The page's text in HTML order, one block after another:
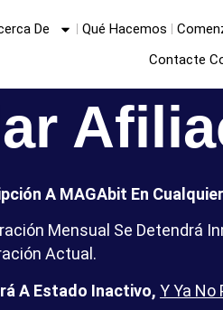
De Qué Hacemos
Contacte
A MAGAbit En
Mensual Se Detendrá
Actual.
A Estado Inactivo, Y Ya No